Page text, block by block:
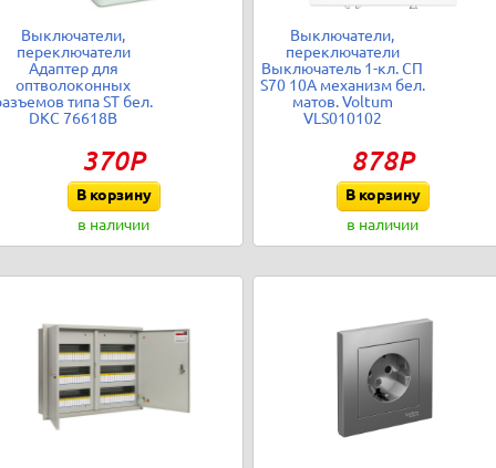
Выключатели,
переключатели
Адаптер для
оптволоконных
типа ST бел.
DKC 76618B
370Р
В корзину
в наличии
Выключатели,
переключатели
Выключатель 1-кл. СП
S70 10А механизм бел.
матов. Voltum
VLS010102
878Р
В корзину
в наличии